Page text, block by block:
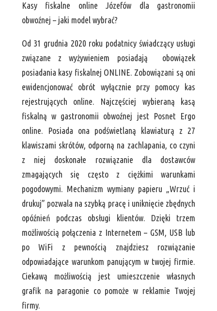
Kasy fiskalne online Józefów dla gastronomii
obwoźnej – jaki model wybrać?
Od 31 grudnia 2020 roku podatnicy świadczący usługi
związane z wyżywieniem posiadają obowiązek
posiadania kasy fiskalnej ONLINE. Zobowiązani są oni
ewidencjonować obrót wyłącznie przy pomocy kas
rejestrujących online. Najczęściej wybieraną kasą
fiskalną w gastronomii obwoźnej jest Posnet Ergo
online. Posiada ona podświetlaną klawiaturą z 27
klawiszami skrótów, odporną na zachlapania, co czyni
z niej doskonałe rozwiązanie dla dostawców
zmagających się często z ciężkimi warunkami
pogodowymi. Mechanizm wymiany papieru „Wrzuć i
drukuj” pozwala na szybką pracę i uniknięcie zbędnych
opóźnień podczas obsługi klientów. Dzięki trzem
możliwością połączenia z Internetem – GSM, USB lub
po WiFi z pewnością znajdziesz rozwiązanie
odpowiadające warunkom panującym w twojej firmie.
Ciekawą możliwością jest umieszczenie własnych
grafik na paragonie co pomoże w reklamie Twojej
firmy.